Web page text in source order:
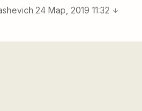
24 Мар, 2019 11:32 arrow_downward